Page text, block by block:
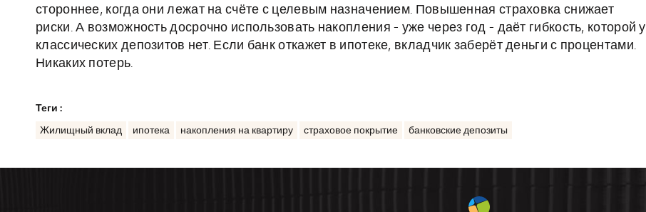
стороннее, когда они лежат на счёте с целевым назначением. Повышенная страховка снижает
риски. А возможность досрочно использовать накопления - уже через год - даёт гибкость, которой у
классических депозитов нет. Если банк откажет в ипотеке, вкладчик заберёт деньги с процентами.
Никаких потерь.
Теги :
Жилищный вклад ипотека накопления на квартиру страховое покрытие банковские депозиты